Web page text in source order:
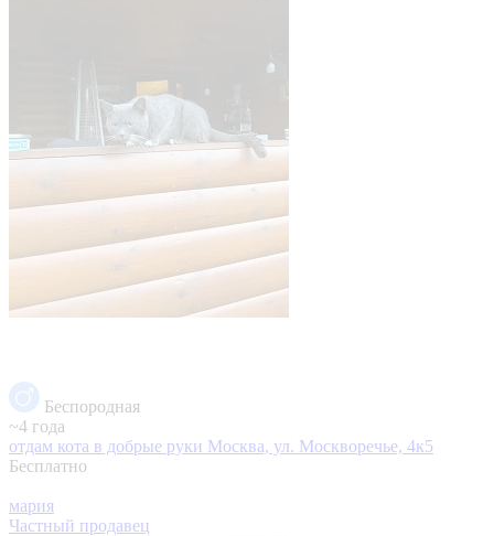
Беспородная
~4 года
отдам кота в добрые руки Москва, ул. Москворечье, 4к5
Бесплатно
мария
Частный продавец